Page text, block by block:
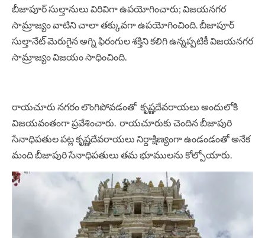
బీజాపూర్ సుల్తానులు విరివిగా ఉపయోగించారు; విజయనగర
సామ్రాజ్యం వాటిని చాలా తక్కువగా ఉపయోగించింది. బీజాపూర్
సుల్తానేట్ మెరుగైన అగ్ని ఫిరంగుల శక్తిని కలిగి ఉన్నప్పటికీ విజయనగర
సామ్రాజ్యం విజయం సాధించింది.
రాయచూరు నగరం లొంగిపోవడంతో కృష్ణదేవరాయలు అందులోకి
విజయవంతంగా ప్రవేశించారు. రాయచూరుకు చెందిన బీజాపురి
సేనాధిపతుల పట్ల కృష్ణదేవరాయలు నిర్దాక్షిణ్యంగా ఉండండంతో అనేక
మంది బీజాపురి సేనాధిపతులు తమ భూములను కోల్పోయారు.